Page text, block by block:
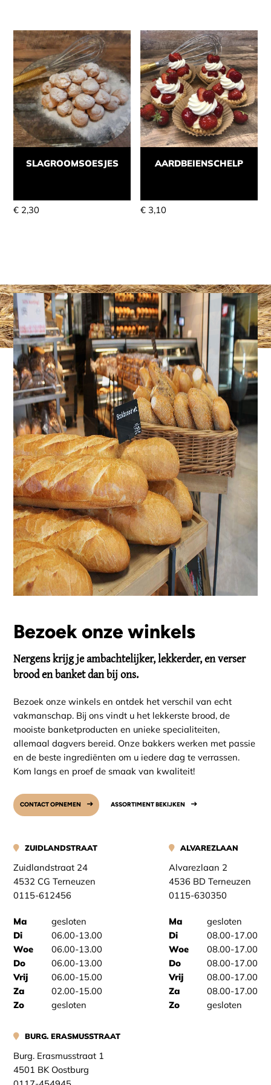
SLAGROOMSOESJES
€ 2,30
AARDBEIENSCHELP
€ 3,10
Bezoek onze winkels
Nergens krijg je ambachtelijker, lekkerder, en verser
brood en banket dan bij ons.
Bezoek onze winkels en ontdek het verschil van echt
vakmanschap. Bij ons vindt u het lekkerste brood, de
mooiste banketproducten en unieke specialiteiten,
allemaal dagvers bereid. Onze bakkers werken met passie
en de beste ingrediënten om u iedere dag te verrassen.
Kom langs en proef de smaak van kwaliteit!
CONTACT OPNEMEN ASSORTIMENT BEKIJKEN
ZUIDLANDSTRAAT
Zuidlandstraat 24
4532 CG Terneuzen
0115-612456
Ma
Di
Woe
Do
Vrij
Za
Zo
gesloten
06.00-13.00
06.00-13.00
06.00-13.00
06.00-15.00
02.00-15.00
gesloten
ALVAREZLAAN
Alvarezlaan 2
4536 BD Terneuzen
0115-630350
Ma
Di
Woe
Do
Vrij
Za
Zo
gesloten
08.00-17.00
08.00-17.00
08.00-17.00
08.00-17.00
08.00-17.00
gesloten
BURG. ERASMUSSTRAAT
Burg. Erasmusstraat 1
4501 BK Oostburg